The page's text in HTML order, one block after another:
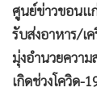
• ชุมชน-คุณภา
• อาชญากรรม
• Motoring
• เกม
ศูนย์ข่าวขอนแ
รับส่งอาหาร/เ
มุ่งอำนวยควา
เกิดช่วงโควิด-